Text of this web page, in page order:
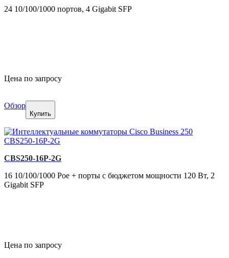
24 10/100/1000 портов, 4 Gigabit SFP
Цена по запросу
Обзор
Купить
CBS250-16P-2G
16 10/100/1000 Poe + порты с бюджетом мощности 120 Вт, 2
Gigabit SFP
Цена по запросу